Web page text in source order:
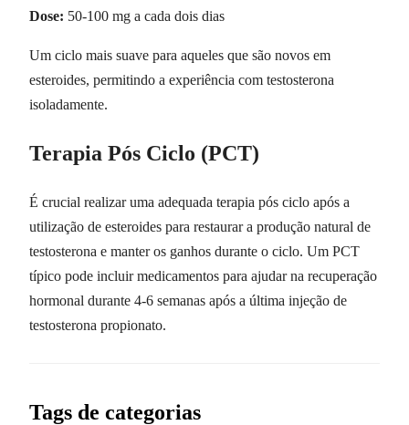
Dose: 50-100 mg a cada dois dias
Um ciclo mais suave para aqueles que são novos em
esteroides, permitindo a experiência com testosterona
isoladamente.
Terapia Pós Ciclo (PCT)
É crucial realizar uma adequada terapia pós ciclo após a
utilização de esteroides para restaurar a produção natural de
testosterona e manter os ganhos durante o ciclo. Um PCT
típico pode incluir medicamentos para ajudar na recuperação
hormonal durante 4-6 semanas após a última injeção de
testosterona propionato.
Tags de categorias